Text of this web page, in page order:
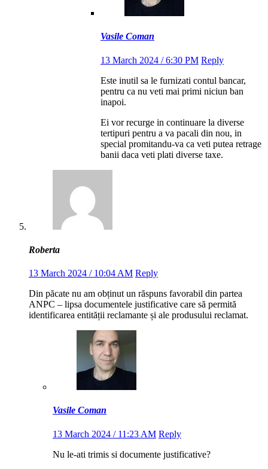
Vasile Coman
13 March 2024 / 6:30 PM Reply
Este inutil sa le furnizati contul bancar,
pentru ca nu veti mai primi niciun ban
inapoi.
Ei vor recurge in continuare la diverse
tertipuri pentru a va pacali din nou, in
special promitandu-va ca veti putea retrage
banii daca veti plati diverse taxe.
Roberta
13 March 2024 / 10:04 AM Reply
Din păcate nu am obținut un răspuns favorabil din partea
ANPC – lipsa documentele justificative care să permită
identificarea entității reclamante și ale produsului reclamat.
Vasile Coman
13 March 2024 / 11:23 AM Reply
Nu le-ati trimis si documente justificative?